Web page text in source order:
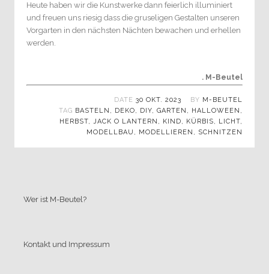
Heute haben wir die Kunstwerke dann feierlich illuminiert
und freuen uns riesig dass die gruseligen Gestalten unseren
Vorgarten in den nächsten Nächten bewachen und erhellen
werden.
. M-Beutel
DATE 30 OKT. 2023 BY M-BEUTEL
TAG BASTELN , DEKO, DIY, GARTEN , HALLOWEEN ,
HERBST, JACK O LANTERN , KIND, KÜRBIS, LICHT,
MODELLBAU , MODELLIEREN , SCHNITZEN
Wer ist M-Beutel?
Kontakt und Impressum